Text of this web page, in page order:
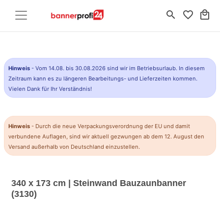
search favorite_border local_mall
Hinweis - Vom 14.08. bis 30.08.2026 sind wir im Betriebsurlaub. In diesem
Zeitraum kann es zu längeren Bearbeitungs- und Lieferzeiten kommen.
Vielen Dank für Ihr Verständnis!
Hinweis - Durch die neue Verpackungsverordnung der EU und damit
verbundene Auflagen, sind wir aktuell gezwungen ab dem 12. August den
Versand außerhalb von Deutschland einzustellen.
340 x 173 cm | Steinwand Bauzaunbanner
(3130)